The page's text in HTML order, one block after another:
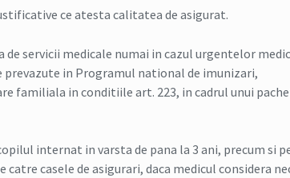
ce atesta calitatea de asigurat.
servicii medicale numai in cazul urgentelor
in Programul national de imunizari,
familiala in conditiile art. 223, in cadrul unui
internat in varsta de pana la 3 ani, precum si
casele de asigurari, daca medicul considera